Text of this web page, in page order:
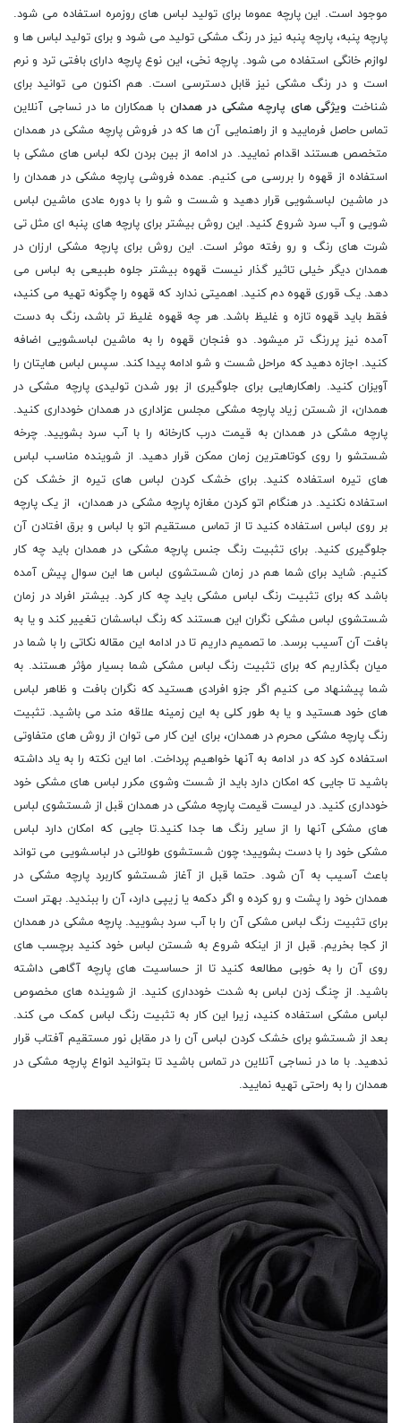
موجود است. این پارچه عموما برای تولید لباس های روزمره استفاده می شود.
پارچه پنبه، پارچه پنبه نیز در رنگ مشکی تولید می شود و برای تولید لباس ها و
لوازم خانگی استفاده می شود. پارچه نخی، این نوع پارچه دارای بافتی ترد و نرم
است و در رنگ مشکی نیز قابل دسترسی است. هم اکنون می توانید برای
شناخت ویژگی های پارچه مشکی در همدانبا همکاران ما در نساجی آنلاین
تماس حاصل فرمایید و از راهنمایی آن ها که در فروش پارچه مشکی در همدان
متخصص هستند اقدام نمایید. در ادامه از بین بردن لکه لباس های مشکی با
استفاده از قهوه را بررسی می کنیم. عمده فروشی پارچه مشکی در همدان را
در ماشین لباسشویی قرار دهید و شست و شو را با دوره عادی ماشین لباس
شویی و آب سرد شروع کنید. این روش بیشتر برای پارچه های پنبه ای مثل تی
شرت های رنگ و رو رفته موثر است. این روش برای پارچه مشکی ارزان در
همدان دیگر خیلی تاثیر گذار نیست قهوه بیشتر جلوه طبیعی به لباس می
دهد. یک قوری قهوه دم کنید. اهمیتی ندارد که قهوه را چگونه تهیه می کنید،
فقط باید قهوه تازه و غلیظ باشد. هر چه قهوه غلیظ تر باشد، رنگ به دست
آمده نیز پررنگ تر میشود. دو فنجان قهوه را به ماشین لباسشویی اضافه
کنید. اجازه دهید که مراحل شست و شو ادامه پیدا کند. سپس لباس هایتان را
آویزان کنید. راهکارهایی برای جلوگیری از بور شدن تولیدی پارچه مشکی در
همدان، از شستن زیاد پارچه مشکی مجلس عزاداری در همدان خودداری کنید.
پارچه مشکی در همدان به قیمت درب کارخانه را با آب سرد بشویید. چرخه
شستشو را روی کوتاهترین زمان ممکن قرار دهید. از شوینده مناسب لباس
های تیره استفاده کنید. برای خشک کردن لباس های تیره از خشک کن
استفاده نکنید. در هنگام اتو کردن مغازه پارچه مشکی در همدان، از یک پارچه
بر روی لباس استفاده کنید تا از تماس مستقیم اتو با لباس و برق افتادن آن
جلوگیری کنید. برای تثبیت رنگ جنس پارچه مشکی در همدان باید چه کار
کنیم. شاید برای شما هم در زمان شستشوی لباس ها این سوال پیش آمده
باشد که برای تثبیت رنگ لباس مشکی باید چه کار کرد. بیشتر افراد در زمان
شستشوی لباس مشکی نگران این هستند که رنگ لباسشان تغییر کند و یا به
بافت آن آسیب برسد. ما تصمیم داریم تا در ادامه این مقاله نکاتی را با شما در
میان بگذاریم که برای تثبیت رنگ لباس مشکی شما بسیار مؤثر هستند. به
شما پیشنهاد می کنیم اگر جزو افرادی هستید که نگران بافت و ظاهر لباس
های خود هستید و یا به طور کلی به این زمینه علاقه مند می باشید. تثبیت
رنگ پارچه مشکی محرم در همدان، برای این کار می توان از روش های متفاوتی
استفاده کرد که در ادامه به آنها خواهیم پرداخت. اما این نکته را به یاد داشته
باشید تا جایی که امکان دارد باید از شست وشوی مکرر لباس های مشکی خود
خودداری کنید. در لیست قیمت پارچه مشکی در همدان قبل از شستشوی لباس
های مشکی آنها را از سایر رنگ ها جدا کنید.تا جایی که امکان دارد لباس
مشکی خود را با دست بشویید؛ چون شستشوی طولانی در لباسشویی می تواند
باعث آسیب به آن شود. حتما قبل از آغاز شستشو کاربرد پارچه مشکی در
همدان خود را پشت و رو کرده و اگر دکمه یا زیپی دارد، آن را ببندید. بهتر است
برای تثبیت رنگ لباس مشکی آن را با آب سرد بشویید. پارچه مشکی در همدان
از کجا بخریم. قبل از از اینکه شروع به شستن لباس خود کنید برچسب های
روی آن را به خوبی مطالعه کنید تا از حساسیت های پارچه آگاهی داشته
باشید. از چنگ زدن لباس به شدت خودداری کنید. از شوینده های مخصوص
لباس مشکی استفاده کنید، زیرا این کار به تثبیت رنگ لباس کمک می کند.
بعد از شستشو برای خشک کردن لباس آن را در مقابل نور مستقیم آفتاب قرار
ندهید. با ما در نساجی آنلاین در تماس باشید تا بتوانید انواع پارچه مشکی در
همدان را به راحتی تهیه نمایید.